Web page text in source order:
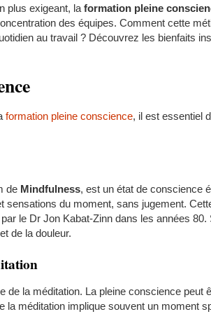
plus exigeant, la formation pleine
des équipes. Comment cette
au travail ? Découvrez les bienfaits
formation pleine conscience, il est essentiel
de Mindfulness, est un état de conscience
sensations du moment, sans jugement.
le Dr Jon Kabat-Zinn dans les années
de la douleur.
de la méditation. La pleine conscience peut
la méditation implique souvent un moment